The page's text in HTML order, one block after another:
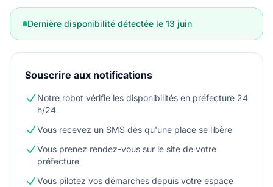
Dernière disponibilité détectée le 13 juin
Souscrire aux notifications
Notre robot vérifie les disponibilités en préfecture 24
h/24
Vous recevez un SMS dès qu'une place se libère
Vous prenez rendez-vous sur le site de votre
préfecture
Vous pilotez vos démarches depuis votre espace